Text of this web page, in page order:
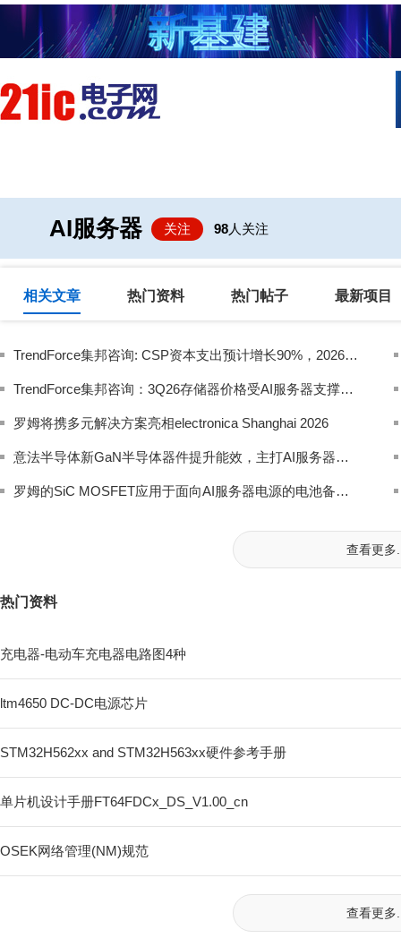
AI服务器 关注 98人关注
相关文章 热门资料 热门帖子 最新项目
TrendForce集邦咨询: CSP资本支出预计增长90%，2026年AI服务器出货量增幅上调至近31%
TrendForce集邦咨询：3Q26存储器价格受AI服务器支撑，但消费端压力扩大使得涨幅收敛
罗姆将携多元解决方案亮相electronica Shanghai 2026
意法半导体新GaN半导体器件提升能效，主打AI服务器、机器人等高需求应用
罗姆的SiC MOSFET应用于面向AI服务器电源的电池备份单元
查看更多
热门资料
充电器-电动车充电器电路图4种
ltm4650 DC-DC电源芯片
STM32H562xx and STM32H563xx硬件参考手册
单片机设计手册FT64FDCx_DS_V1.00_cn
OSEK网络管理(NM)规范
查看更多